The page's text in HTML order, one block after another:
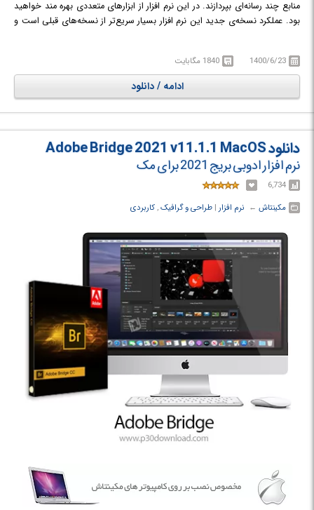
منابع چند رسانه‌ای بپردازند. در این نرم افزار از ابزارهای متعددی بهره مند خواهید
بود. عملکرد نسخه‌ی جدید این نرم افزار بسیار سریع‌تر از نسخه‌های قبلی است و
1400/6/23 1840 مگابایت
ادامه / دانلود
دانلود Adobe Bridge 2021 v11.1.1 MacOS
نرم افزار ادوبی بریج 2021 برای مک
6,734
مکینتاش ← ‏ نرم افزار ‏| طراحی و گرافیک,کاربردی